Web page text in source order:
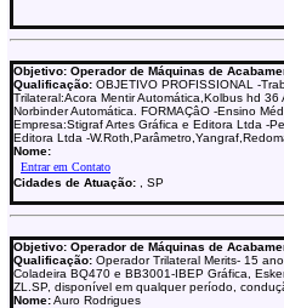
Objetivo: Operador de Máquinas de
Qualificação: OBJETIVO PROFISSIONAL -
Trilateral:Acora Mentir Automática,Kolbus hd
Norbinder Automática. FORMAÇâO -Ensino
Empresa:Stigraf Artes Gráfica e Editora Ltda -
Editora Ltda -
Nome:
Cidades de Atuação: , SP
Objetivo: Operador de Máquinas de
Qualificação: Operador Trilateral Merits- 15
Coladeira BQ470 e BB3001-IBEP Gráfica,
ZL.SP, disponível em qualquer período,
Nome:Auro Rodrigues